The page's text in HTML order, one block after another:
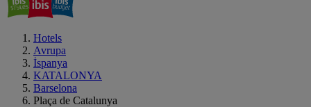
Hotels
Avrupa
İspanya
KATALONYA
Barselona
Plaça de Catalunya